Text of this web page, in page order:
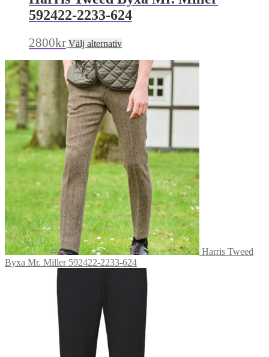
592422-2233-624
2800kr Välj alternativDen
här
produkten
har
flera
varianter.
De
olika
alternativen
kan
väljas
på
produktsidan
Harris Tweed
Byxa Mr. Miller 592422-2233-624